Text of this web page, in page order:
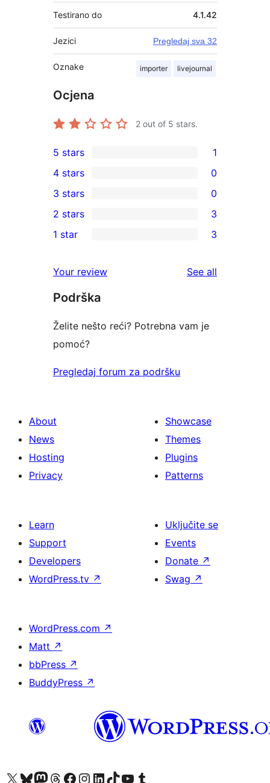
Testirano do 4.1.42
Jezici Pregledaj sva 32
Oznake importer livejournal
Ocjena
2 out of 5 stars.
1
5-
star
review
5 stars 1
4-
star
reviews
4 stars 0
0
3-
star
3 stars 0
2-
reviews
2 stars 3
star
reviews
1 star 3
Your review See all
Podrška
Želite nešto reći? Potrebna vam je
pomoć?
Pregledaj forum za podršku
About
News
Hosting
Privacy
Showcase
Themes
Plugins
Patterns
Learn
Support
Developers
WordPress.tv ↗
Uključite se
Events
Donate ↗
Swag ↗
WordPress.com ↗
Matt ↗
bbPress ↗
BuddyPress ↗
Visit our X (formerly Twitter) account
Visit our Bluesky account
Visit our Mastodon account
Visit our Threads account
Visit our Facebook page
Visit our Instagram account
Visit our LinkedIn account
Visit our TikTok account
Visit our YouTube channel
Visit our Tumblr account